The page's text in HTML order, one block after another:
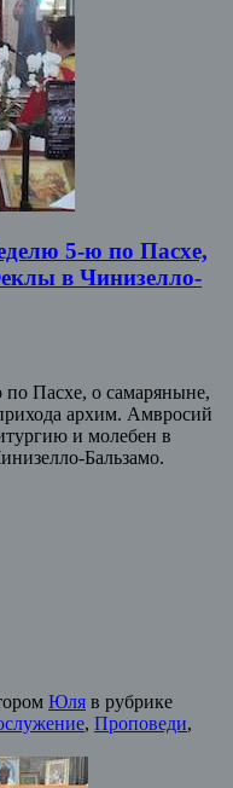
5-ю по Пасхе,
в Чинизелло-
Пасхе, о самаряныне,
архим. Амвросий
и молебен в
Бальзамо.
Юля в рубрике
, Проповеди,